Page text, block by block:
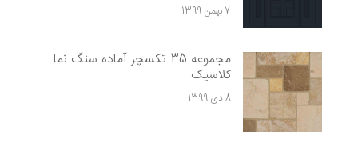
7 بهمن 1399
مجموعه 35 تکسچر آماده سنگ نما
کلاسیک
8 دی 1399